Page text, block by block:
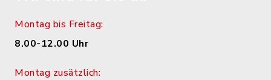
Montag bis Freitag:
8.00-12.00 Uhr
Montag zusätzlich: